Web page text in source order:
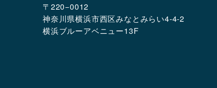
〒220−0012
神奈川県横浜市西区みなとみらい4-4-2
横浜ブルーアベニュー13F